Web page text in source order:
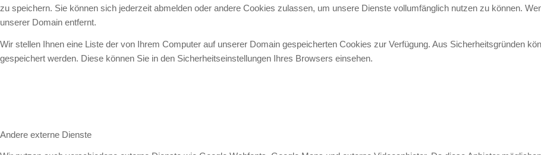
zu speichern. Sie können sich jederzeit abmelden oder andere Cookies zulassen, um unsere Dienste vollumfänglich nutzen zu können.
unserer Domain entfernt.
Wir stellen Ihnen eine Liste der von Ihrem Computer auf unserer Domain gespeicherten Cookies zur Verfügung. Aus Sicherheitsgründen
gespeichert werden. Diese können Sie in den Sicherheitseinstellungen Ihres Browsers einsehen.
Andere externe Dienste